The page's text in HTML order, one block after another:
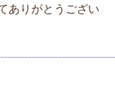
ありがとうござい